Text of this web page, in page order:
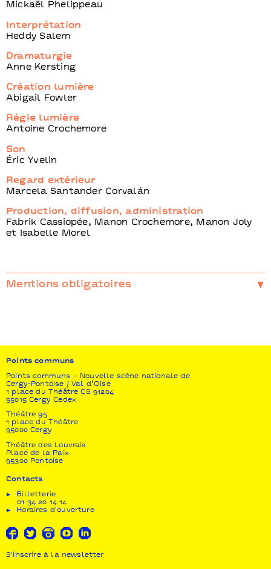
Mickaël Phelippeau
Interprétation
Heddy Salem
Dramaturgie
Anne Kersting
Création lumière
Abigail Fowler
Régie lumière
Antoine Crochemore
Son
Éric Yvelin
Regard extérieur
Marcela Santander Corvalán
Production, diffusion, administration
Fabrik Cassiopée, Manon Crochemore, Manon Joly
et Isabelle Morel
Mentions obligatoires
Le Zef ǀ Scène nationale de Marseille ǀ CCN de Caen
Soutien
Institut français de Casablanca dans le cadre de
son programme de résidences artistiques et
Marseille
Loire Ministère de Culture, au titre du
conventionnement, par la Région Centre-Val de
français pour ses projets à l’étranger.
Points communs
Points communs – Nouvelle scène nationale de
Cergy-Pontoise / Val d’Oise
1 place du Théâtre CS 91204
95015 Cergy Cedex
Théâtre 95
1 place du Théâtre
95000 Cergy
Théâtre des Louvrais
Place de la Paix
95300 Pontoise
Contacts
Billetterie
01 34 20 14 14
Horaires d'ouverture
S'inscrire à la newsletter